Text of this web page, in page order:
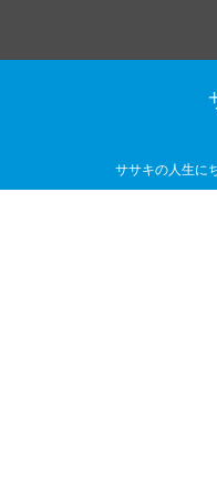
ササキの人生に